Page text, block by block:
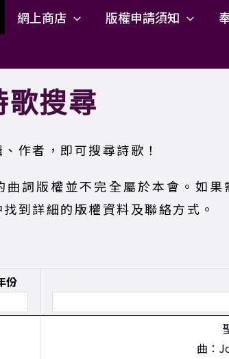
網上商店 版權申請須知
歌搜尋
作者，即可搜尋詩歌！
詞版權並不完全屬於本會。如果
到詳細的版權資料及聯絡方式。
份
曲：